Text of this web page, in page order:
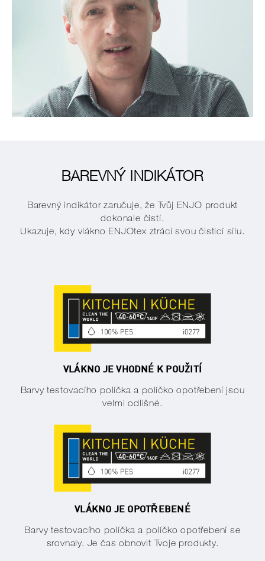
BAREVNÝ INDIKÁTOR
Barevný indikátor zaručuje, že Tvůj ENJO produkt
dokonale čistí.
Ukazuje, kdy vlákno ENJOtex ztrácí svou čisticí sílu.
VLÁKNO JE VHODNÉ K POUŽITÍ
Barvy testovacího políčka a políčko opotřebení jsou
velmi odlišné.
VLÁKNO JE OPOTŘEBENÉ
Barvy testovacího políčka a políčko opotřebení se
srovnaly. Je čas obnovit Tvoje produkty.